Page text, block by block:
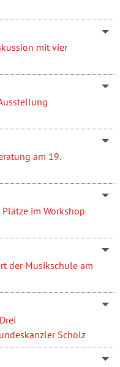
mit vier
am 19.
im Workshop
der Musikschule am
Scholz